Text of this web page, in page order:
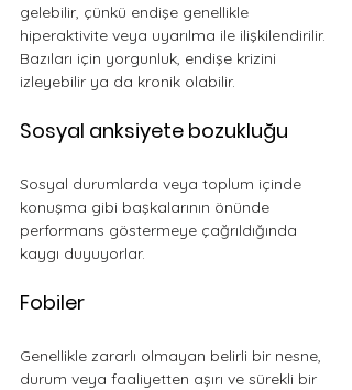
gelebilir, çünkü endişe genellikle
hiperaktivite veya uyarılma ile ilişkilendirilir.
Bazıları için yorgunluk, endişe krizini
izleyebilir ya da kronik olabilir.
Sosyal anksiyete bozukluğu
Sosyal durumlarda veya toplum içinde
konuşma gibi başkalarının önünde
performans göstermeye çağrıldığında
kaygı duyuyorlar.
Fobiler
Genellikle zararlı olmayan belirli bir nesne,
durum veya faaliyetten aşırı ve sürekli bir